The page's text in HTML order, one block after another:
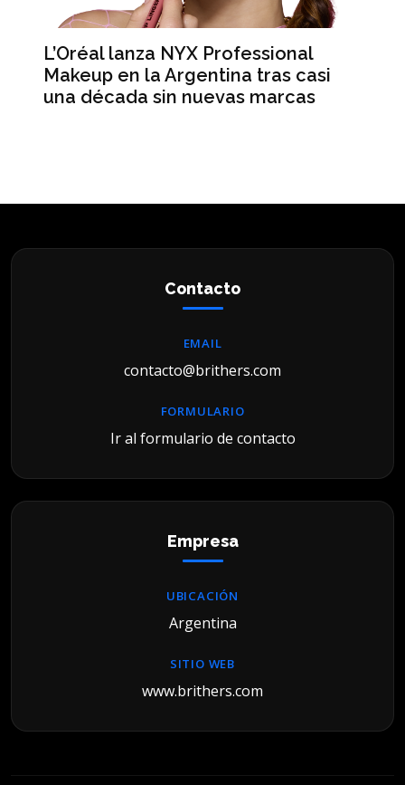
L’Oréal lanza NYX Professional
Makeup en la Argentina tras casi
una década sin nuevas marcas
Contacto
EMAIL
contacto@brithers.com
FORMULARIO
Ir al formulario de contacto
Empresa
UBICACIÓN
Argentina
SITIO WEB
www.brithers.com